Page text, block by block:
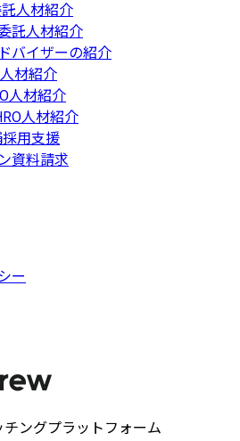
人材紹介
託人材紹介
バイザーの紹介
材紹介
人材紹介
人材紹介
用支援
資料請求
ー
ングプラットフォーム